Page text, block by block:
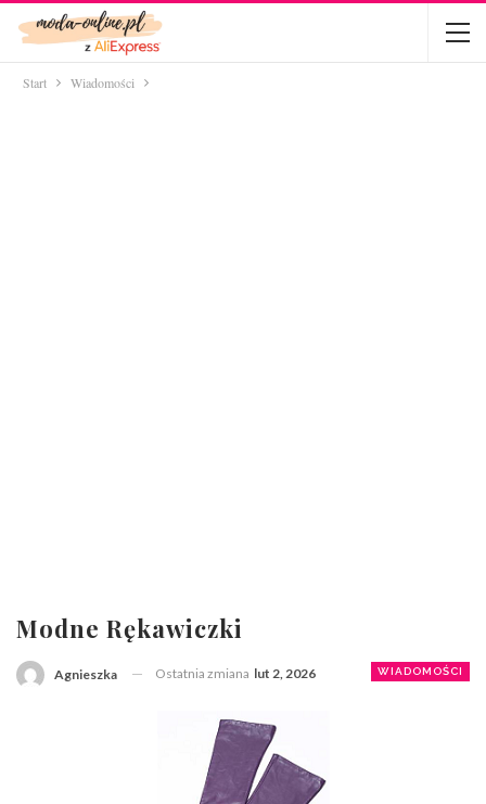
Start Wiadomości
Modne Rękawiczki
WIADOMOŚCI
Agnieszka Ostatnia zmiana lut 2, 2026